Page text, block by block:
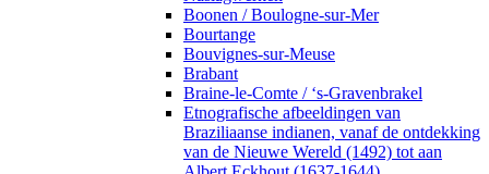
Boonen / Boulogne-sur-Mer
Bourtange
Bouvignes-sur-Meuse
Brabant
Braine-le-Comte / ‘s-Gravenbrakel
Etnografische afbeeldingen van
Braziliaanse indianen, vanaf de ontdekking
van de Nieuwe Wereld (1492) tot aan